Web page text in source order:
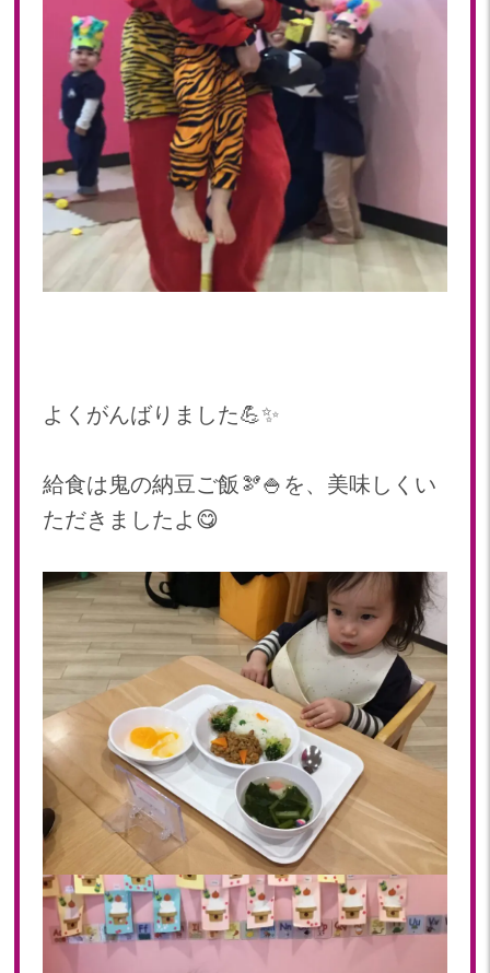
よくがんばりました💪✨
給食は鬼の納豆ご飯🫘🍚を、美味しくい
ただきましたよ😋